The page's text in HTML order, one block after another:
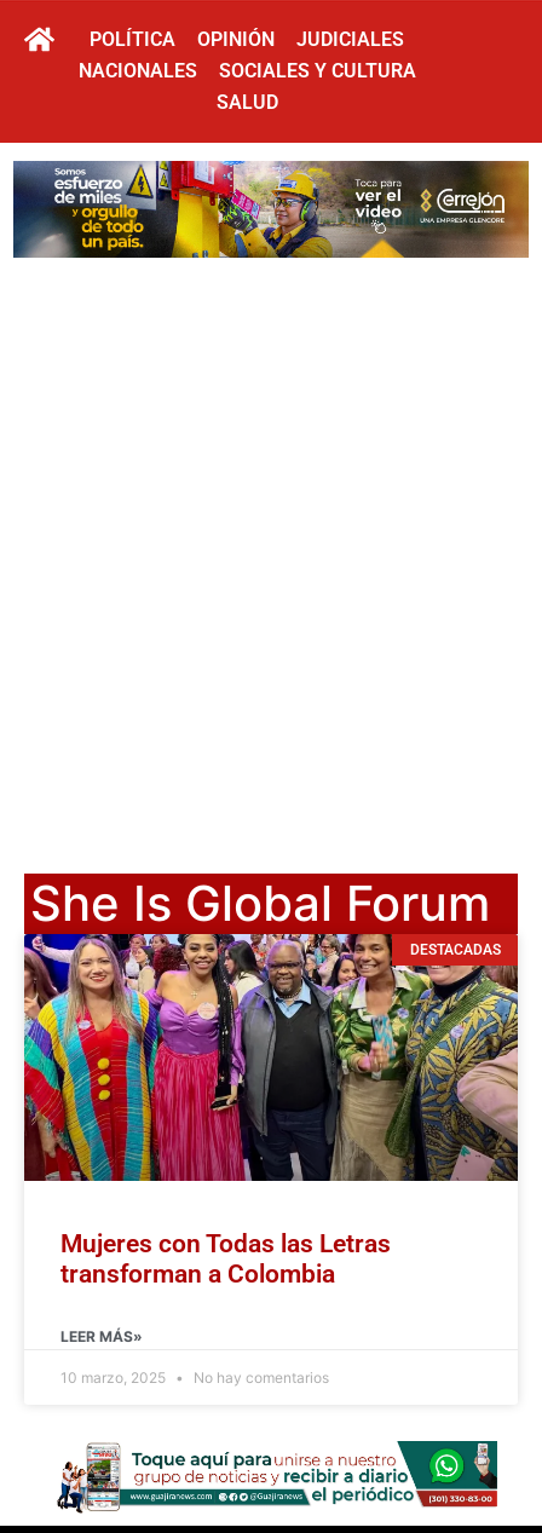
POLÍTICA OPINIÓN
JUDICIALES
NACIONALES
SOCIALES Y CULTURA
SALUD
She Is Global Forum
DESTACADAS
Mujeres con Todas las Letras
transforman a Colombia
LEER MÁS»
10 marzo, 2025 No hay comentarios